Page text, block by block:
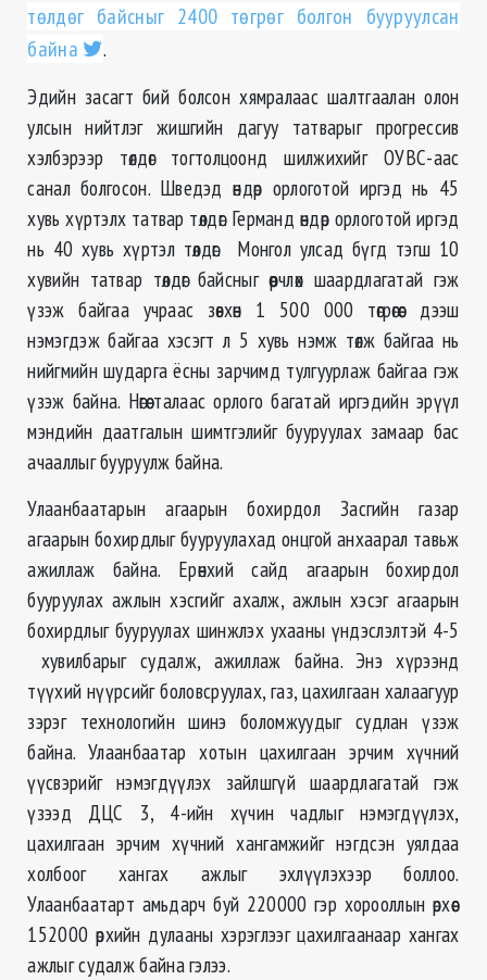
төлдөг байсныг 2400 төгрөг болгон бууруулсан
байна
.
Эдийн засагт бий болсон хямралаас шалтгаалан олон
улсын нийтлэг жишгийн дагуу татварыг прогрессив
хэлбэрээр төлдөг тогтолцоонд шилжихийг ОУВС-аас
санал болгосон. Шведэд өндөр орлоготой иргэд нь 45
хувь хүртэлх татвар төлдөг. Германд өндөр орлоготой иргэд
нь 40 хувь хүртэл төлдөг. Монгол улсад бүгд тэгш 10
хувийн татвар төлдөг байсныг өөрчлөх шаардлагатай гэж
үзэж байгаа учраас зөвхөн 1 500 000 төгрөгөөс дээш
нэмэгдэж байгаа хэсэгт л 5 хувь нэмж төлж байгаа нь
нийгмийн шударга ёсны зарчимд тулгуурлаж байгаа гэж
үзэж байна. Нөгөө талаас орлого багатай иргэдийн эрүүл
мэндийн даатгалын шимтгэлийг бууруулах замаар бас
ачааллыг бууруулж байна.
Улаанбаатарын агаарын бохирдол Засгийн газар
агаарын бохирдлыг бууруулахад онцгой анхаарал тавьж
ажиллаж байна. Ерөнхий сайд агаарын бохирдол
бууруулах ажлын хэсгийг ахалж, ажлын хэсэг агаарын
бохирдлыг бууруулах шинжлэх ухааны үндэслэлтэй 4-5
хувилбарыг судалж, ажиллаж байна. Энэ хүрээнд
түүхий нүүрсийг боловсруулах, газ, цахилгаан халаагуур
зэрэг технологийн шинэ боломжуудыг судлан үзэж
байна. Улаанбаатар хотын цахилгаан эрчим хүчний
үүсвэрийг нэмэгдүүлэх зайлшгүй шаардлагатай гэж
үзээд ДЦС 3, 4-ийн хүчин чадлыг нэмэгдүүлэх,
цахилгаан эрчим хүчний хангамжийг нэгдсэн уялдаа
холбоог хангах ажлыг эхлүүлэхээр боллоо.
Улаанбаатарт амьдарч буй 220000 гэр хорооллын өрхөөс
152000 өрхийн дулааны хэрэглээг цахилгаанаар хангах
ажлыг судалж байна гэлээ.